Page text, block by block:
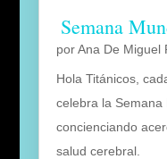
Semana
porAna De Miguel
Hola Titánicos,
celebra la Semana
concienciando
salud cerebral.